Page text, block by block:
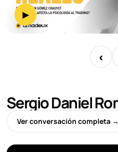
▶
‹
Sergio Daniel
Ver conversación completa →